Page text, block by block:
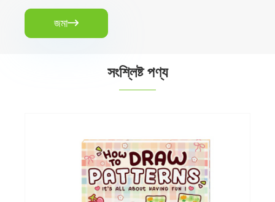
জমা
সংশ্লিষ্ট পণ্য
প্রধান আবদ্ধ শিশুদের রঙিন বই
আরো দেখুন >>